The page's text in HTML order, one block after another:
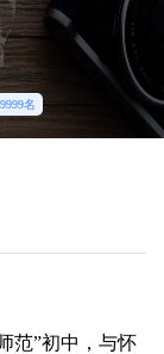
名
范”初中，与怀